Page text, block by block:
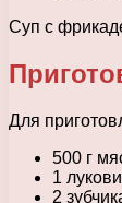
Суп с
Для
500 г
1
2